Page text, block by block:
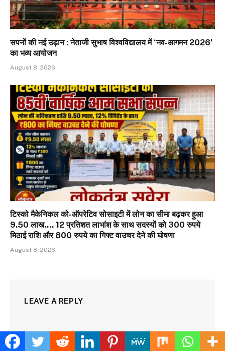
सपनों की नई उड़ान : नेताजी सुभाष विश्वविद्यालय में ‘नव-आगमन 2026’
का भव्य आयोजन
August 8, 2026
टिस्को मैकेनिकल को-ऑपरेटिव सोसाइटी में लोन का सीमा बढ़कर हुआ
9.50 लाख…. 12 प्रतिशत लाभांश के साथ सदस्यों को 300 रुपये
मिठाई राशि और 800 रुपये का गिफ्ट वाउचर देने की घोषणा
August 8, 2026
LEAVE A REPLY